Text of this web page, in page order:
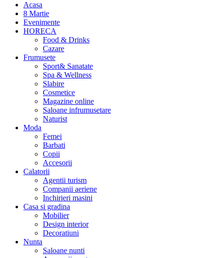
Acasa
8 Martie
Evenimente
HORECA
Food & Drinks
Cazare
Frumusete
Sport& Sanatate
Spa & Wellness
Slabire
Cosmetice
Magazine online
Saloane infrumusetare
Naturist
Moda
Femei
Barbati
Copii
Accesorii
Calatorii
Agentii turism
Companii aeriene
Inchirieri masini
Casa si gradina
Mobilier
Design interior
Decoratiuni
Nunta
Saloane nunti